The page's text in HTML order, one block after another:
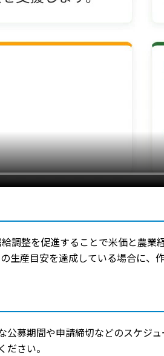
調整を促進することで米価と農
生産目安を達成している場合に
募期間や申請締切などのスケジ
さい。